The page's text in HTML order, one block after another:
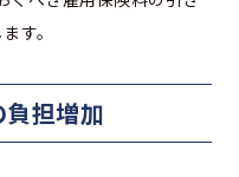
す。
担増加